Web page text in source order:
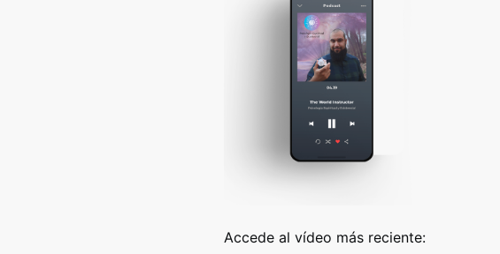
Accede al vídeo más reciente: